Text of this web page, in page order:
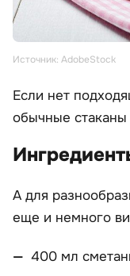
Источник: AdobeStock
Если нет
обычные
А для
еще и немного
400 мл